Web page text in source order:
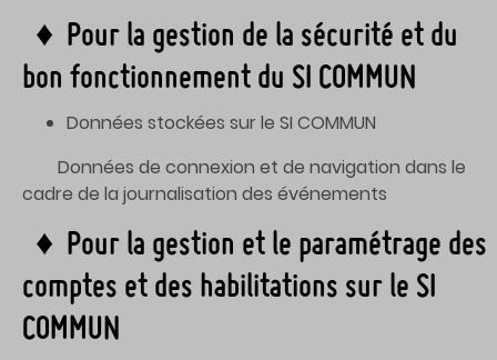
♦ Pour la gestion de la sécurité et du
bon fonctionnement du SI COMMUN
Données stockées sur le SI COMMUN
Données de connexion et de navigation dans le
cadre de la journalisation des événements
♦ Pour la gestion et le paramétrage des
comptes et des habilitations sur le SI
COMMUN